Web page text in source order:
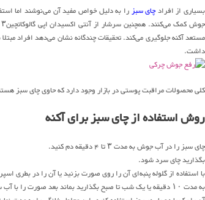
بسیاری از افرادچای سبزرا به دلیل خواص مفید آن می‌نوشند اما
جوش کمک می‌کنند. همچنین سرشار از آنتی اکسیدان اپی گالوکاتچین۳ (EGCG) است که به مبارزه با التهاب کمک می‌کند، تولید سبوم را کاهش می‌دهد و از رشد باکتری
داشت.
کلی محصولات مراقبت پوستی در بازار وجود دارد که حاوی چای سبز
روش استفاده از چای سبز برای آکنه
چای سبز را در آب جوش به مدت ۳ تا ۴ دقیقه دم کنید.
بگذارید چای سرد شود.
با استفاده از گلوله پنبه‌ای آن را روی صورت بزنید یا آن را در
به مدت ۱۰ دقیقه یا یک شب تا صبح بگذارید بماند بعد صورت را با آب سرد بشویید.